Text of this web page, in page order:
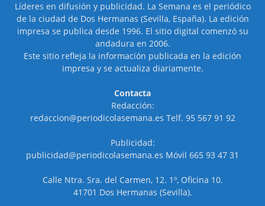
Líderes en difusión y publicidad. La Semana es el periódico
de la ciudad de Dos Hermanas (Sevilla, España). La edición
impresa se publica desde 1996. El sitio digital comenzó su
andadura en 2006.
Este sitio refleja la información publicada en la edición
impresa y se actualiza diariamente.
Contacta
Redacción:
redaccion@periodicolasemana.es Telf. 95 567 91 92
Publicidad:
publicidad@periodicolasemana.es Móvil 665 93 47 31
Calle Ntra. Sra. del Carmen, 12. 1º, Oficina 10.
41701 Dos Hermanas (Sevilla).